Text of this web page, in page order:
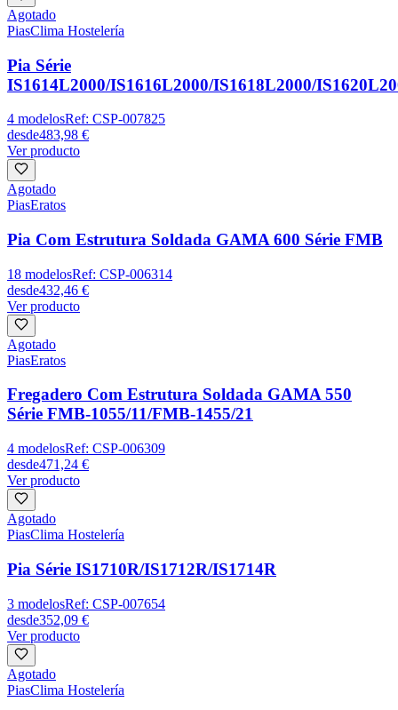
Agotado
PiasClima Hostelería
Pia Série
IS1614L2000/IS1616L2000/IS1618L2000/
4 modelosRef: CSP-007825
desde483,98 €
Ver producto
Agotado
PiasEratos
Pia Com Estrutura Soldada GAMA 600 Série FMB
18 modelosRef: CSP-006314
desde432,46 €
Ver producto
Agotado
PiasEratos
Fregadero Com Estrutura Soldada GAMA 550
Série FMB-1055/11/FMB-1455/21
4 modelosRef: CSP-006309
desde471,24 €
Ver producto
Agotado
PiasClima Hostelería
Pia Série IS1710R/IS1712R/IS1714R
3 modelosRef: CSP-007654
desde352,09 €
Ver producto
Agotado
PiasClima Hostelería